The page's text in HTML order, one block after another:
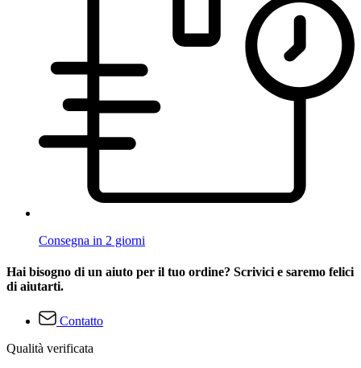
Consegna in 2 giorni
Hai bisogno di un aiuto per il tuo ordine? Scrivici e saremo felici
di aiutarti.
Contatto
Qualità verificata